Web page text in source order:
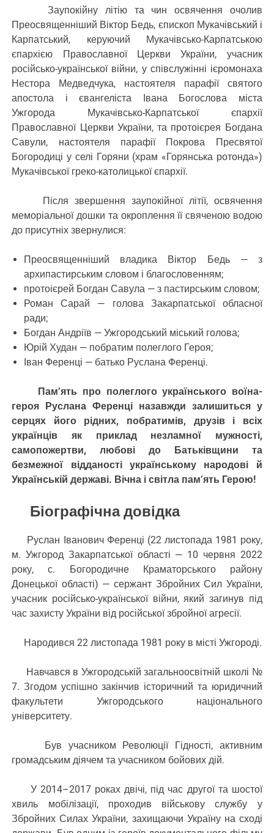
Заупокійну літію та чин освячення очолив
Преосвященніший Віктор Бедь, єпископ Мукачівський і
Карпатський, керуючий Мукачівсько-Карпатською
єпархією Православної Церкви України, учасник
російсько-української війни, у співслужінні ієромонаха
Нестора Медведчука, настоятеля парафії святого
апостола і євангеліста Івана Богослова міста
Ужгорода Мукачівсько-Карпатської єпархії
Православної Церкви України, та протоієрея Богдана
Савули, настоятеля парафії Покрова Пресвятої
Богородиці у селі Горяни (храм «Горянська ротонда»)
Мукачівської греко-католицької єпархії.
Після звершення заупокійної літії, освячення
меморіальної дошки та окроплення її свяченою водою
до присутніх звернулися:
Преосвященніший владика Віктор Бедь — з
архипастирським словом і благословенням;
протоієрей Богдан Савула — з пастирським словом;
Роман Сарай — голова Закарпатської обласної
ради;
Богдан Андріїв — Ужгородський міський голова;
Юрій Худан — побратим полеглого Героя;
Іван Ференці — батько Руслана Ференці.
Пам’ять про полеглого українського воїна-
героя Руслана Ференці назавжди залишиться у
серцях його рідних, побратимів, друзів і всіх
українців як приклад незламної мужності,
самопожертви, любові до Батьківщини та
безмежної відданості українському народові й
Українській державі. Вічна і світла пам’ять Герою!
Біографічна довідка
Руслан Іванович Ференці (22 листопада 1981 року,
м. Ужгород Закарпатської області — 10 червня 2022
року, с. Богородичне Краматорського району
Донецької області) — сержант Збройних Сил України,
учасник російсько-української війни, який загинув під
час захисту України від російської збройної агресії.
Народився 22 листопада 1981 року в місті Ужгороді.
Навчався в Ужгородській загальноосвітній школі №
7. Згодом успішно закінчив історичний та юридичний
факультети Ужгородського національного
університету.
Був учасником Революції Гідності, активним
громадським діячем та учасником бойових дій.
У 2014–2017 роках двічі, під час другої та шостої
хвиль мобілізації, проходив військову службу у
Збройних Силах України, захищаючи Україну на сході